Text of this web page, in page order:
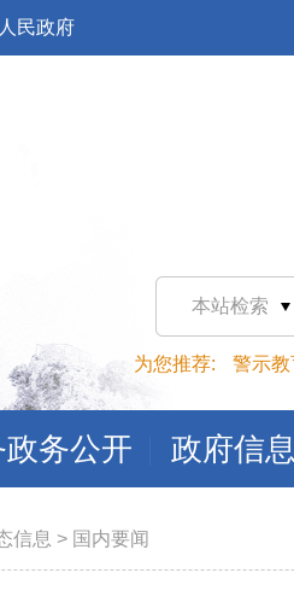
民政府
本站检索
为您推荐: 警示教
政务公开 政府信
信息 > 国内要闻